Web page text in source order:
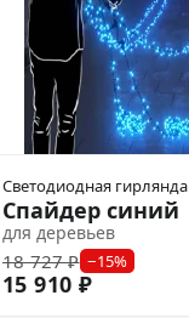
Светодиодная гирлянда
Спайдер синий
для деревьев
18 727 ₽ −15%
15 910 ₽